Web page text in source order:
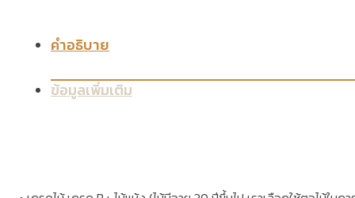
คำอธิบาย
ข้อมูลเพิ่มเติม